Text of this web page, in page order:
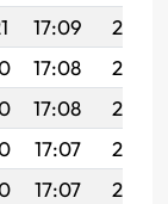
17:09
20:18
17:08
20:16
17:08
20:15
17:07
20:14
17:07
20:12